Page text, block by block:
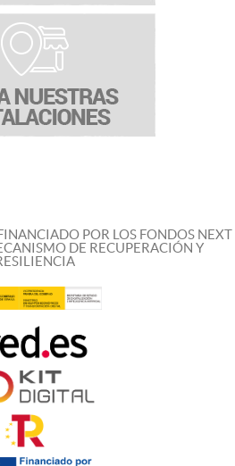
POR LOS FONDOS NEXT
DE RECUPERACIÓN Y